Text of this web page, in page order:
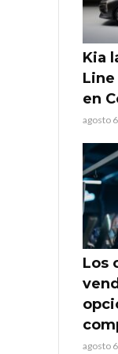
Kia
Line
en
agosto
Los
agosto